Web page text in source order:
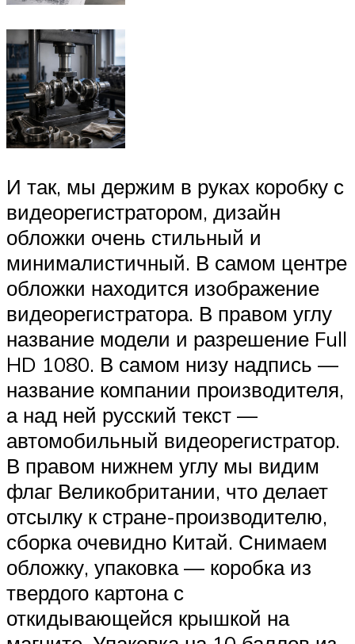
И так, мы держим в руках коробку с
видеорегистратором, дизайн
обложки очень стильный и
минималистичный. В самом центре
обложки находится изображение
видеорегистратора. В правом углу
название модели и разрешение Full
HD 1080. В самом низу надпись —
название компании производителя,
а над ней русский текст —
автомобильный видеорегистратор.
В правом нижнем углу мы видим
флаг Великобритании, что делает
отсылку к стране-производителю,
сборка очевидно Китай. Снимаем
обложку, упаковка — коробка из
твердого картона с
откидывающейся крышкой на